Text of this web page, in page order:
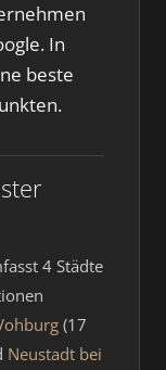
In
beste
4 Städte
(17
Neustadt bei